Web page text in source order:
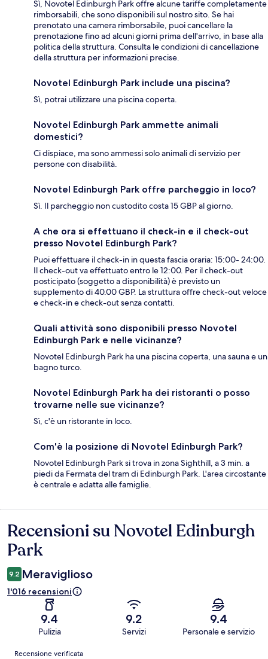
Sì, Novotel Edinburgh Park offre alcune tariffe completamente
rimborsabili, che sono disponibili sul nostro sito. Se hai
prenotato una camera rimborsabile, puoi cancellare la
prenotazione fino ad alcuni giorni prima dell'arrivo, in base alla
politica della struttura. Consulta le condizioni di cancellazione
della struttura per informazioni precise.
Novotel Edinburgh Park include una piscina?
Sì, potrai utilizzare una piscina coperta.
Novotel Edinburgh Park ammette animali
domestici?
Ci dispiace, ma sono ammessi solo animali di servizio per
persone con disabilità.
Novotel Edinburgh Park offre parcheggio in loco?
Sì. Il parcheggio non custodito costa 15 GBP al giorno.
A che ora si effettuano il check-in e il check-out
presso Novotel Edinburgh Park?
Puoi effettuare il check-in in questa fascia oraria: 15:00- 24:00.
Il check-out va effettuato entro le 12:00. Per il check-out
posticipato (soggetto a disponibilità) è previsto un
supplemento di 40.00 GBP. La struttura offre check-out veloce
e check-in e check-out senza contatti.
Quali attività sono disponibili presso Novotel
Edinburgh Park e nelle vicinanze?
Novotel Edinburgh Park ha una piscina coperta, una sauna e un
bagno turco.
Novotel Edinburgh Park ha dei ristoranti o posso
trovarne nelle sue vicinanze?
Sì, c'è un ristorante in loco.
Com'è la posizione di Novotel Edinburgh Park?
Novotel Edinburgh Park si trova in zona Sighthill, a 3 min. a
piedi da Fermata del tram di Edinburgh Park. L'area circostante
è centrale e adatta alle famiglie.
Recensioni
Recensioni su Novotel Edinburgh
Park
9.2 Meraviglioso
1'016 recensioni
9.4
Pulizia
9.2
Servizi
9.4
Personale e servizio
Recensioni
Recensione verificata